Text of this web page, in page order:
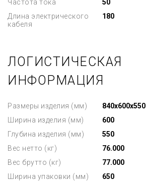
Частота тока
50
Длина электрического
кабеля
180
ЛОГИСТИЧЕСКАЯ
ИНФОРМАЦИЯ
Размеры изделия (мм)
840x600x550
Ширина изделия (мм)
600
Глубина изделия (мм)
550
Вес нетто (кг)
76.000
Вес брутто (кг)
77.000
Ширина упаковки (мм)
650